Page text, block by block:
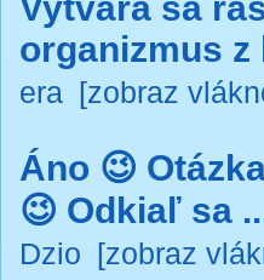
organizmus z
era [zobraz
Áno 😉
😉 Odkiaľ sa
Dzio [zobraz